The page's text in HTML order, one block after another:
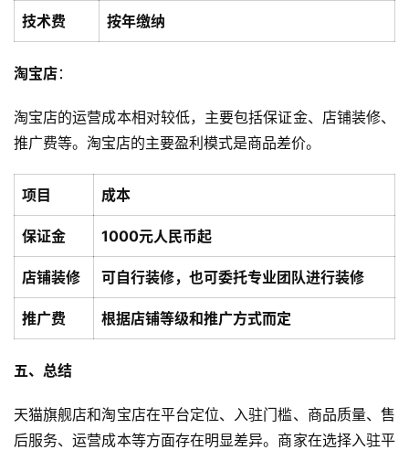
技术费 按年缴纳
淘宝店：
淘宝店的运营成本相对较低，主要包括保证金、店铺装修、
推广费等。淘宝店的主要盈利模式是商品差价。
项目 成本
保证金 1000元人民币起
店铺装修 可自行装修，也可委托专业团队进行装修
推广费 根据店铺等级和推广方式而定
五、总结
天猫旗舰店和淘宝店在平台定位、入驻门槛、商品质量、售
后服务、运营成本等方面存在明显差异。商家在选择入驻平